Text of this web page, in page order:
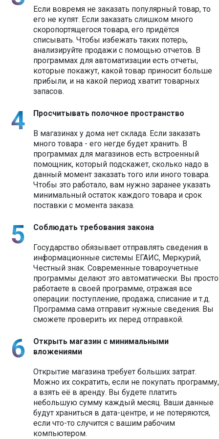
Если вовремя не заказать популярный товар, то
его не купят. Если заказать слишком много
скоропортящегося товара, его придётся
списывать. Чтобы избежать таких потерь,
анализируйте продажи с помощью отчетов. В
программах для автоматизации есть отчеты,
которые покажут, какой товар приносит больше
прибыли, и на какой период хватит товарных
запасов.
Просчитывать полочное пространство
В магазинах у дома нет склада. Если заказать
много товара - его негде будет хранить. В
программах для магазинов есть встроенный
помощник, который подскажет, сколько надо в
данный момент заказать того или иного товара.
Чтобы это работало, вам нужно заранее указать
минимальный остаток каждого товара и срок
поставки с момента заказа.
Соблюдать требования закона
Государство обязывает отправлять сведения в
информационные системы ЕГАИС, Меркурий,
Честный знак. Современные товароучетные
программы делают это автоматически. Вы просто
работаете в своей программе, отражая все
операции: поступление, продажа, списание и т.д.
Программа сама отправит нужные сведения. Вы
сможете проверить их перед отправкой.
Открыть магазин с минимальными
вложениями
Открытие магазина требует больших затрат.
Можно их сократить, если не покупать программу,
а взять её в аренду. Вы будете платить
небольшую сумму каждый месяц. Ваши данные
будут храниться в дата-центре, и не потеряются,
если что-то случится с вашим рабочим
компьютером.